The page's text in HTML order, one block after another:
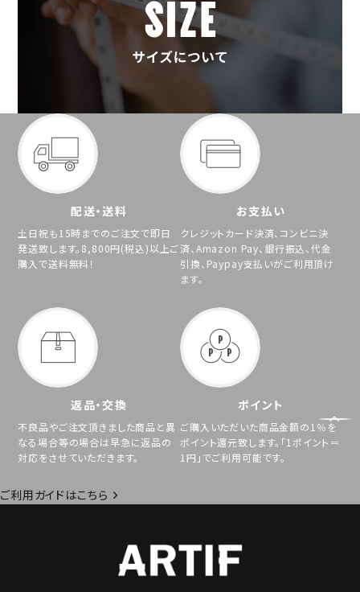
配送・送料
土日祝も15時までのご注文で即日
発送致します。8,800円(税込)以上ご
購入で送料無料！
お支払い
クレジットカード決済、コンビニ決
済、Amazon Pay、銀行振込、代金
引換、Paypay支払いがご利用頂け
ます。
返品・交換
不良品やご注文頂きました商品と異
なる場合等の場合は早急に返品の
対応をさせていただきます。
ポイント
ご購入いただいた商品金額の1％を
ポイント還元致します。「1ポイント＝
1円」でご利用可能です。
ご利用ガイドはこちら